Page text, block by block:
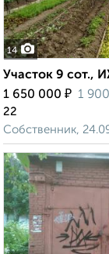
14
Участок 9 сот.,
1 650 000 ₽ 1 900
22
Собственник,